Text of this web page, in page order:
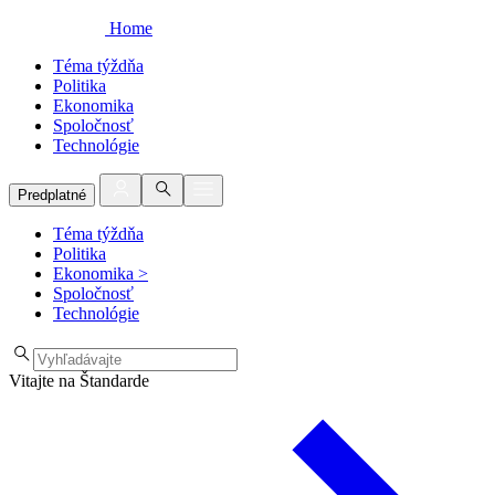
Home
Téma týždňa
Politika
Ekonomika
Spoločnosť
Technológie
Predplatné
Téma týždňa
Politika
Ekonomika >
Spoločnosť
Technológie
Vitajte na Štandarde